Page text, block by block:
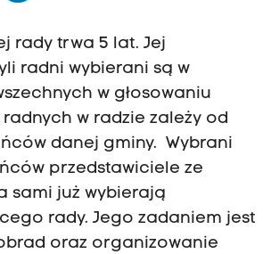
rady trwa 5 lat. Jej
radni wybierani są w
w głosowaniu
w radzie zależy od
danej gminy. Wybrani
przedstawiciele ze
sami już wybierają
rady. Jego zadaniem jest
oraz organizowanie